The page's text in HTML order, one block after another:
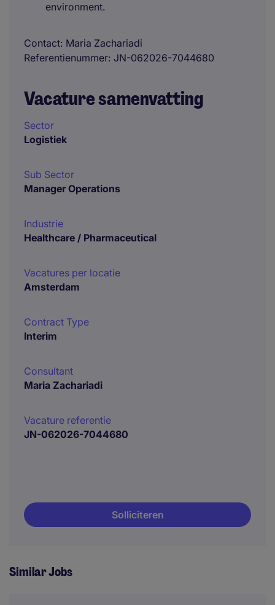
environment.
Contact Maria Zachariadi
Referentienummer JN-062026-7044680
Vacature samenvatting
Sector
Logistiek
Sub Sector
Manager Operations
Industrie
Healthcare / Pharmaceutical
Vacatures per locatie
Amsterdam
Contract Type
Interim
Consultant
Maria Zachariadi
Vacature referentie
JN-062026-7044680
Solliciteren
Similar Jobs